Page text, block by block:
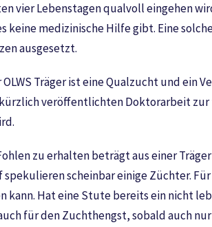
vier Lebenstagen qualvoll eingehen
keine medizinische Hilfe gibt. Eine
ausgesetzt.
Träger ist eine Qualzucht und
kürzlich veröffentlichten Doktorarbeit
zu erhalten beträgt aus einer
scheinbar einige Züchter.
kann. Hat eine Stute bereits ein nicht
für den Zuchthengst, sobald auch